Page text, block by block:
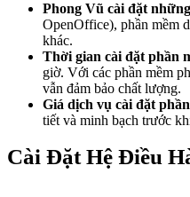
Phong Vũ cài đặt
OpenOffice), phần mềm
khác.
Thời gian cài đặt phần
giờ. Với các phần mềm
vẫn đảm bảo chất lượng.
Giá dịch vụ cài đặt
tiết và minh bạch trước
Cài Đặt Hệ Điều